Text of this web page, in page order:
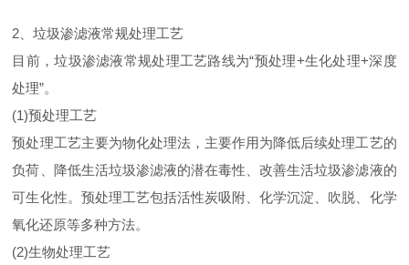
2、垃圾渗滤液常规处理工艺
目前，垃圾渗滤液常规处理工艺路线为“预处理+生化处理+深度
处理”。
(1)预处理工艺
预处理工艺主要为物化处理法，主要作用为降低后续处理工艺的
负荷、降低生活垃圾渗滤液的潜在毒性、改善生活垃圾渗滤液的
可生化性。预处理工艺包括活性炭吸附、化学沉淀、吹脱、化学
氧化还原等多种方法。
(2)生物处理工艺